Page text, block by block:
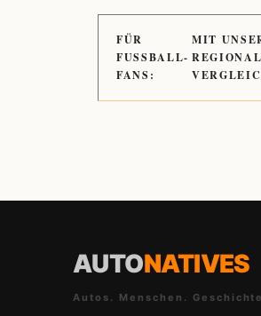
FÜR
FUSSBALL-
FANS:
MIT
AUTONATIVES
Autos. Menschen.